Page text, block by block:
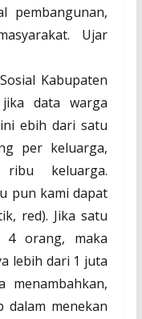
pembangunan,
Ujar
Kabupaten
data warga
ebih dari satu
per keluarga,
keluarga.
pun kami dapat
red). Jika satu
4 orang, maka
lebih dari 1 juta
menambahkan,
dalam menekan